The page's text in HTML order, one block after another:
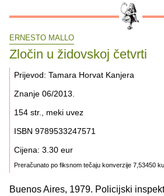
ERNESTO MALLO
Zločin u židovskoj četvrti
Prijevod: Tamara Horvat Kanjera
Znanje 06/2013.
154 str., meki uvez
ISBN 9789533247571
Cijena: 3.30 eur
Preračunato po fiksnom tečaju konverzije 7,53450
Buenos Aires, 1979. Policijski